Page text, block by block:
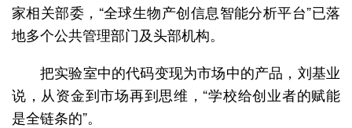
家相关部委，“全球生物产创信息智能分析平台”已落
地多个公共管理部门及头部机构。
把实验室中的代码变现为市场中的产品，刘基业
说，从资金到市场再到思维，“学校给创业者的赋能
是全链条的”。